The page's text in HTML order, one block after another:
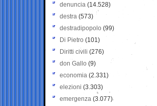
denuncia (14.528)
destra (573)
destradipopolo (99)
Di Pietro (101)
Diritti civili (276)
don Gallo (9)
economia (2.331)
elezioni (3.303)
emergenza (3.077)